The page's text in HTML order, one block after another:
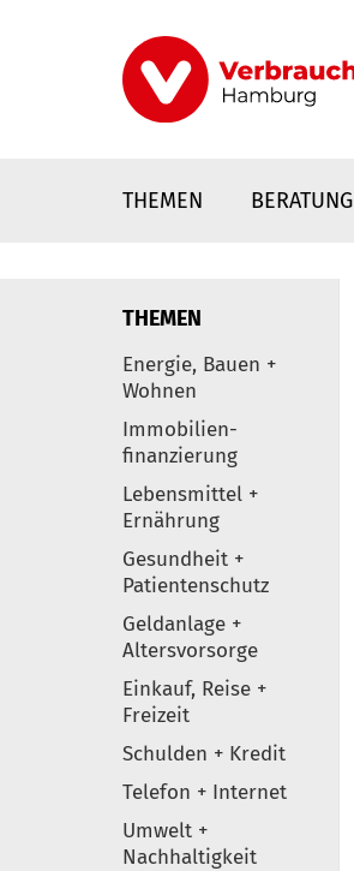
THEMEN BERATUNG
Elemente
THEMEN
Energie, Bauen +
Wohnen
Immobilien-
finanzierung
Lebensmittel +
Ernährung
Gesundheit +
Patientenschutz
Geldanlage +
Altersvorsorge
Einkauf, Reise +
Freizeit
Schulden + Kredit
Telefon + Internet
Umwelt +
Nachhaltigkeit